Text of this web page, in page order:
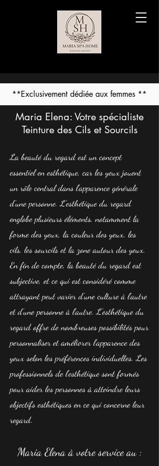
**Exclusivement dédiée aux femmes **
Maria Elena: Votre spécialiste
Teinture des Cils et Sourcils
La beauté du regard est un concept
essentiel en esthétique, car les yeux jouent
un rôle central dans l'apparence générale
d'une personne. L'esthétique du regard
englobe plusieurs éléments, notamment la
forme des yeux, la couleur des yeux, les
cils, les sourcils et la zone autour des yeux.
En fin de compte, la beauté du regard est
subjective, et ce qui est considéré comme
attrayant peut varier d'une culture à l'autre
et d'une personne à l'autre. L'esthétique du
regard offre de nombreuses possibilités pour
personnaliser et améliorer l'apparence des
yeux selon les préférences individuelles. Les
professionnels de l'esthétique sont formés
pour aider les personnes à atteindre leurs
objectifs esthétiques en ce qui concerne leur
regard.
Maria Elena à votreservice au :